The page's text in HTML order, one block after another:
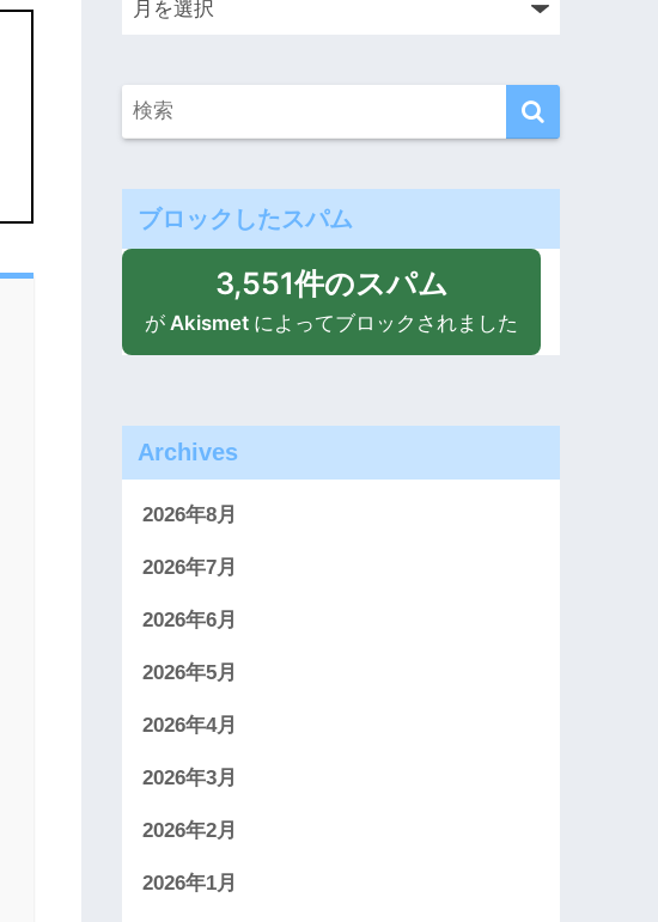
ブロックしたスパム
3,551件のスパム
が Akismet によってブロックされました
Archives
2026年8月
2026年7月
2026年6月
2026年5月
2026年4月
2026年3月
2026年2月
2026年1月